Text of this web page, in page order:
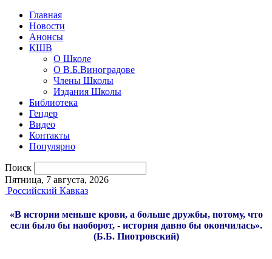
Главная
Новости
Анонсы
КШВ
О Школе
О В.Б.Виноградове
Члены Школы
Издания Школы
Библиотека
Гендер
Видео
Контакты
Популярно
Поиск
Пятница, 7 августа, 2026
Российский Кавказ
«В истории меньше крови, а больше дружбы, потому, что
если было бы наоборот, - история давно бы окончилась».
(Б.Б. Пиотровский)